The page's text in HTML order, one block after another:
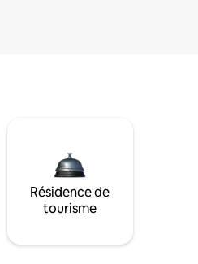
Résidence de
tourisme